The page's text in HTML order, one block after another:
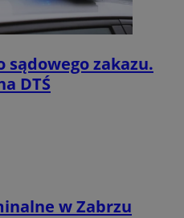
sądowego zakazu.
DTŚ
w Zabrzu